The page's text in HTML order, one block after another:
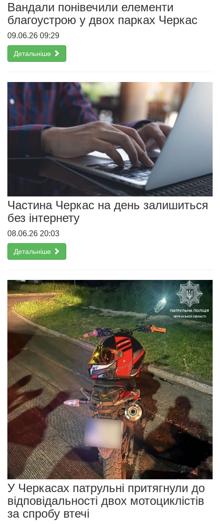
Вандали понівечили елементи
благоустрою у двох парках Черкас
09.06.26 09:29
Детальніше
Частина Черкас на день залишиться
без інтернету
08.06.26 20:03
Детальніше
У Черкасах патрульні притягнули до
відповідальності двох мотоциклістів
за спробу втечі